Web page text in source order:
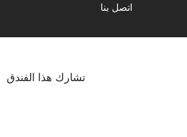
اتصل بنا
تشارك هذا الفندق